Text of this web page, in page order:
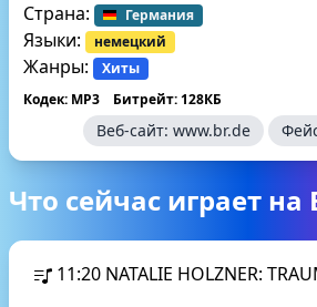
Страна:
Германия
Языки: немецкий
Жанры:
Хиты
Кодек: MP3
Битрейт: 128КБ
Веб-сайт: www.br.de
Что сейчас играет на
11:20 NATALIE HOLZNER: